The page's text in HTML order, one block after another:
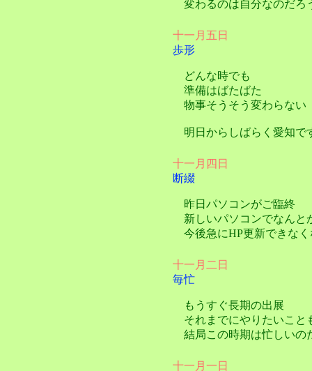
変わるのは自分なのだろ
十一月五日
歩形
どんな時でも
準備はばたばた
物事そうそう変わらない
明日からしばらく愛知で
十一月四日
断綴
昨日パソコンがご臨終
新しいパソコンでなんと
今後急にHP更新できなく
十一月二日
毎忙
もうすぐ長期の出展
それまでにやりたいこと
結局この時期は忙しいの
十一月一日